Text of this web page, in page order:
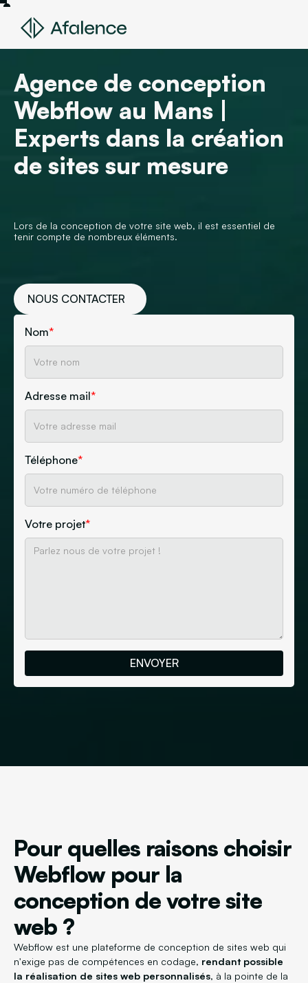
Agence de conception
Webflow au Mans |
Experts dans la création
de sites sur mesure
Lors de la conception de votre site web, il est essentiel de
tenir compte de nombreux éléments.
NOUS CONTACTER
Nom*
Adresse mail*
Téléphone*
Votre projet*
Pour quelles raisons choisir
Webflow pour la
conception de votre site
web ?
Webflow est une plateforme de conception de sites web qui
n'exige pas de compétences en codage, rendant possible
la réalisation de sites web personnalisés, à la pointe de la